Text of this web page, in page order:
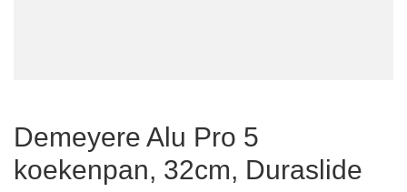
Demeyere Alu Pro 5
koekenpan, 32cm, Duraslide